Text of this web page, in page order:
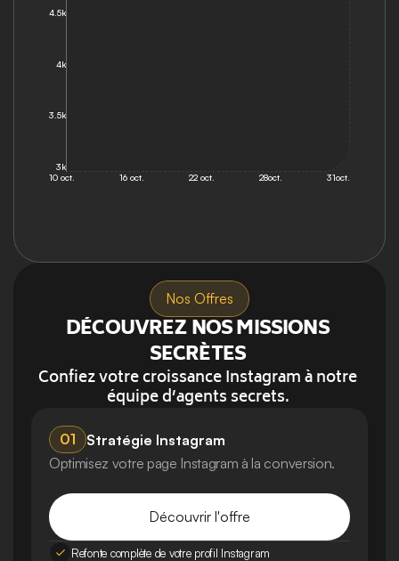
4.5k
4k
3.5k
3k
10 oct.
16 oct. 22 oct. 28oct. 31oct.
Nos Offres
DÉCOUVREZ NOS MISSIONS
SECRÈTES
Confiez votre croissance Instagram à notre
équipe d’agents secrets.
01
Stratégie Instagram
Optimisez votre page Instagram à la conversion.
Découvrir l'offre
Refonte complète de votre profil Instagram